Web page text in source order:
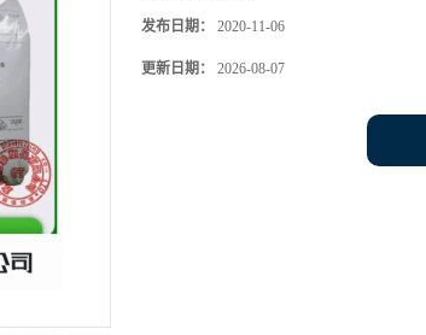
发布日期： 2020-11-06
更新日期： 2026-08-07